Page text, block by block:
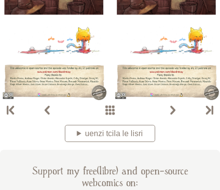
uenzi tcila le lisri
Support my free(libre) and open-source
webcomics on: